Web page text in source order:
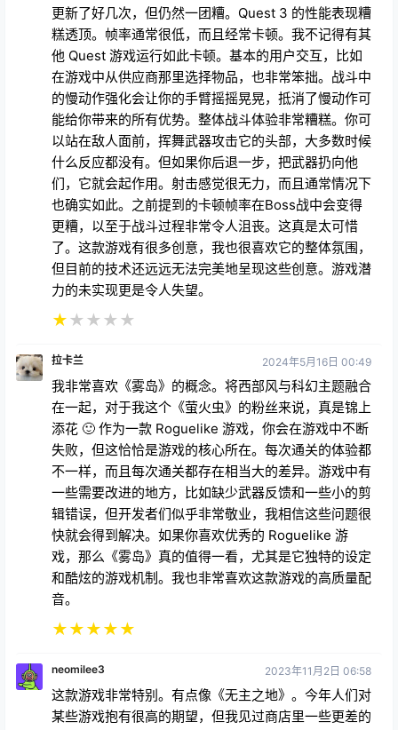
消退到我打算放弃的地步。我担心开发者，尽管他们有
最好的意图，也永远无法让这款游戏正常运行。它已经
更新了好几次，但仍然一团糟。Quest 3 的性能表现糟
糕透顶。帧率通常很低，而且经常卡顿。我不记得有其
他 Quest 游戏运行如此卡顿。基本的用户交互，比如
在游戏中从供应商那里选择物品，也非常笨拙。战斗中
的慢动作强化会让你的手臂摇摇晃晃，抵消了慢动作可
能给你带来的所有优势。整体战斗体验非常糟糕。你可
以站在敌人面前，挥舞武器攻击它的头部，大多数时候
什么反应都没有。但如果你后退一步，把武器扔向他
们，它就会起作用。射击感觉很无力，而且通常情况下
也确实如此。之前提到的卡顿帧率在Boss战中会变得
更糟，以至于战斗过程非常令人沮丧。这真是太可惜
了。这款游戏有很多创意，我也很喜欢它的整体氛围，
但目前的技术还远远无法完美地呈现这些创意。游戏潜
★★
拉卡兰 2024年5月16日 00:49
我非常喜欢《雾岛》的概念。将西部风与科幻主题融合
在一起，对于我这个《萤火虫》的粉丝来说，真是锦上
添花 🙂 作为一款 Roguelike 游戏，你会在游戏中不断
失败，但这恰恰是游戏的核心所在。每次通关的体验都
不一样，而且每次通关都存在相当大的差异。游戏中有
一些需要改进的地方，比如缺少武器反馈和一些小的剪
辑错误，但开发者们似乎非常敬业，我相信这些问题很
快就会得到解决。如果你喜欢优秀的 Roguelike 游
戏，那么《雾岛》真的值得一看，尤其是它独特的设定
和酷炫的游戏机制。我也非常喜欢这款游戏的高质量配
★★★★
neomilee3 2023年11月2日 06:58